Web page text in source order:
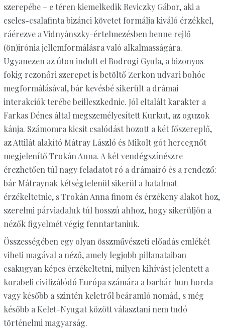
szerepébe – e téren kiemelkedik Reviczky Gábor, aki a
cseles-csalafinta bizánci követet formálja kiváló érzékkel,
ráérezve a Vidnyánszky-értelmezésben benne rejlő
(ön)irónia jellemformálásra való alkalmasságára.
Ugyanezen az úton indult el Bodrogi Gyula, a bizonyos
fokig rezonőri szerepet is betöltő Zerkon udvari bohóc
megformálásával, bár kevésbé sikerült a drámai
interakciók terébe beilleszkednie. Jól eltalált karakter a
Farkas Dénes által megszemélyesített Kurkut, az oguzok
kánja. Számomra kicsit csalódást hozott a két főszereplő,
az Attilát alakító Mátray László és Mikolt gót hercegnőt
megjelenítő Trokán Anna. A két vendégszínészre
érezhetően túl nagy feladatot ró a drámaíró és a rendező:
bár Mátraynak kétségtelenül sikerül a hatalmat
érzékeltetnie, s Trokán Anna finom és érzékeny alakot hoz,
szerelmi párviadaluk túl hosszú ahhoz, hogy sikerüljön a
nézők figyelmét végig fenntartaniuk.
Összességében egy olyan összművészeti előadás emlékét
viheti magával a néző, amely legjobb pillanataiban
csakugyan képes érzékeltetni, milyen kihívást jelentett a
korabeli civilizálódó Európa számára a barbár hun horda –
vagy később a szintén keletről beáramló nomád, s még
később a Kelet-Nyugat között választani nem tudó
történelmi magyarság.